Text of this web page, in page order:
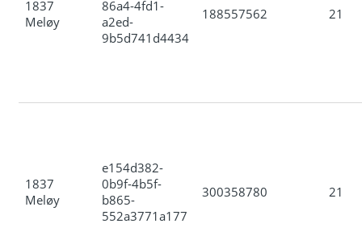
1837
Meløy
86a4-4fd1-
a2ed-
9b5d741d4434
188557562 21
1837
Meløy
e154d382-
0b9f-4b5f-
b865-
552a3771a177
300358780 21